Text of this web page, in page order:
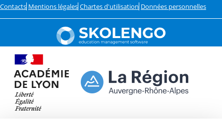
Contacts Mentions légales Chartes d'utilisation Données personnelles